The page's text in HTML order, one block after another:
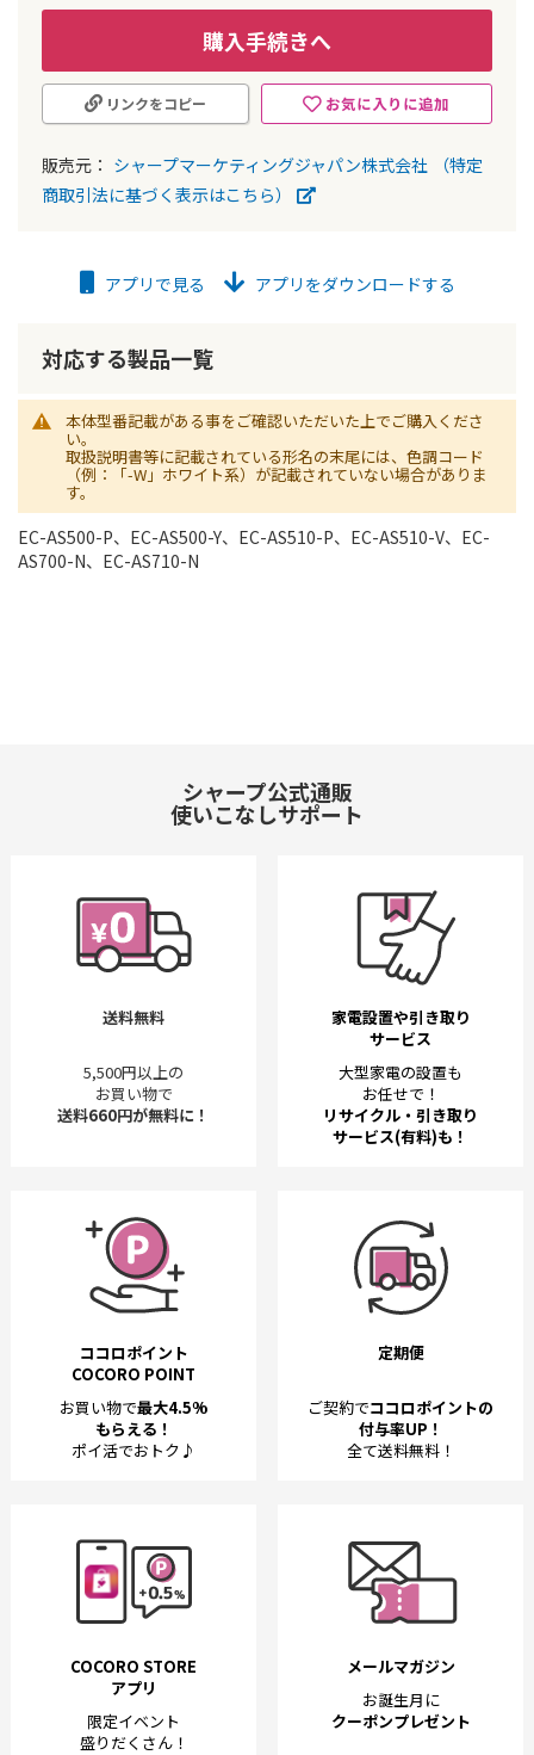
購入手続きへ
お気に入りに追加
リンクをコピー
販売元： シャープマーケティングジャパン株式会社
（特定
商取引法に基づく表示はこちら）
アプリで見る アプリをダウンロードする
対応する製品一覧
本体型番記載がある事をご確認いただいた上でご購入くださ
い。
取扱説明書等に記載されている形名の末尾には、色調コード
（例：「-W」ホワイト系）が記載されていない場合がありま
す。
EC-AS500-P、EC-AS500-Y、EC-AS510-P、EC-AS510-V、EC-
AS700-N、EC-AS710-N
シャープ公式通販
使いこなしサポート
送料無料
5,500円以上の
お買い物で
送料660円が無料に！
家電設置や引き取り
サービス
大型家電の設置も
お任せで！
リサイクル・引き取り
サービス(有料)も！
ココロポイント
COCORO POINT
お買い物で最大4.5%
もらえる！
ポイ活でおトク♪
定期便
ご契約でココロポイントの
付与率UP！
全て送料無料！
COCORO STORE
アプリ
限定イベント
盛りだくさん！
メールマガジン
お誕生月に
クーポンプレゼント